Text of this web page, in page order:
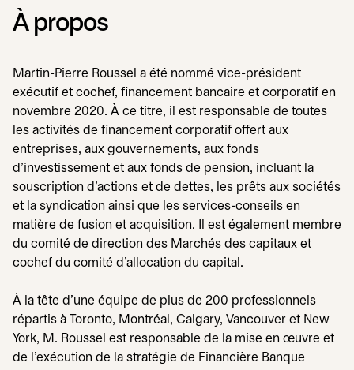
À propos
Martin-Pierre Roussel a été nommé vice-président
exécutif et cochef, financement bancaire et corporatif en
novembre 2020. À ce titre, il est responsable de toutes
les activités de financement corporatif offert aux
entreprises, aux gouvernements, aux fonds
d’investissement et aux fonds de pension, incluant la
souscription d’actions et de dettes, les prêts aux sociétés
et la syndication ainsi que les services-conseils en
matière de fusion et acquisition. Il est également membre
du comité de direction des Marchés des capitaux et
cochef du comité d’allocation du capital.
À la tête d’une équipe de plus de 200 professionnels
répartis à Toronto, Montréal, Calgary, Vancouver et New
York, M. Roussel est responsable de la mise en œuvre et
de l’exécution de la stratégie de Financière Banque